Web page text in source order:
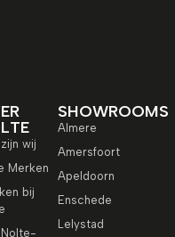
wij
Merken
bij
Nolte-
SHOWROOMS
Almere
Amersfoort
Apeldoorn
Enschede
Lelystad